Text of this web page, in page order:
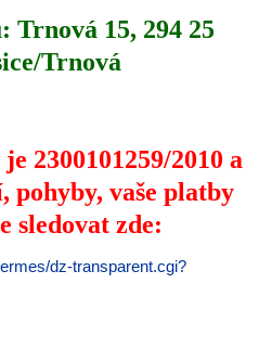
Trnová 15, 294 25
Trnová
2300101259/2010 a
pohyby, vaše platby
sledovat zde:
dz-transparent.cgi?